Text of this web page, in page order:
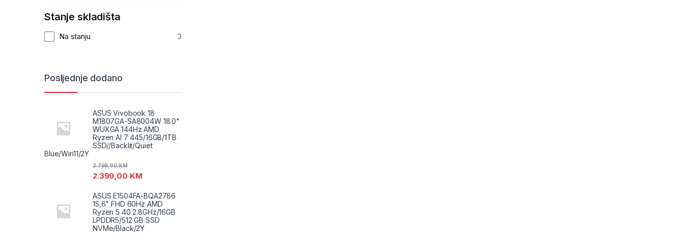
Stanje skladišta
Na stanju 3
Posljednje dodano
ASUS Vivobook 18
M1807GA-SA8004W 18.0"
WUXGA 144Hz AMD
Ryzen AI 7 445/16GB/1TB
SSD//Backlit/Quiet
Blue/Win11/2Y
2.399,00 KM
2.799,00KM
ASUS E1504FA-BQA2786
15,6" FHD 60Hz AMD
Ryzen 5 40 2.8GHz/16GB
LPDDR5/512 GB SSD
NVMe/Black/2Y